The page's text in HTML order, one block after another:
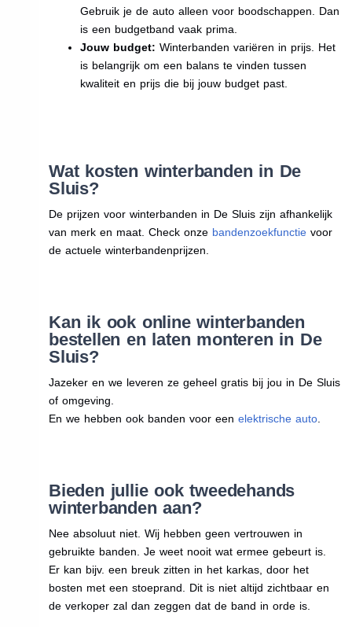
Gebruik je de auto alleen voor boodschappen. Dan
is een budgetband vaak prima.
Jouw budget: Winterbanden variëren in prijs. Het
is belangrijk om een balans te vinden tussen
kwaliteit en prijs die bij jouw budget past.
Wat kosten winterbanden in De
Sluis?
De prijzen voor winterbanden in De Sluis zijn afhankelijk
van merk en maat. Check onze bandenzoekfunctievoor
de actuele winterbandenprijzen.
Kan ik ook online winterbanden
bestellen en laten monteren in De
Sluis?
Jazeker en we leveren ze geheel gratis bij jou in De Sluis
of omgeving.
En we hebben ook banden voor een elektrische auto.
Bieden jullie ook tweedehands
winterbanden aan?
Nee absoluut niet. Wij hebben geen vertrouwen in
gebruikte banden. Je weet nooit wat ermee gebeurt is.
Er kan bijv. een breuk zitten in het karkas, door het
bosten met een stoeprand. Dit is niet altijd zichtbaar en
de verkoper zal dan zeggen dat de band in orde is.